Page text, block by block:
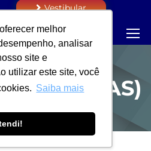
melhor
analisar
site e
utilizar este site, você
Saiba mais
Vestibular
(NOTÍCIAS)